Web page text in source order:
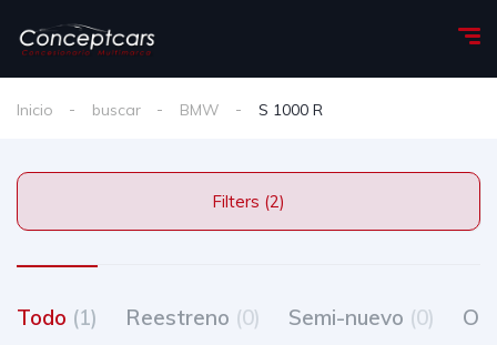
Inicio buscar BMW S 1000 R
Filters (2)
Todo (1) Reestreno (0) Semi-nuevo (0)